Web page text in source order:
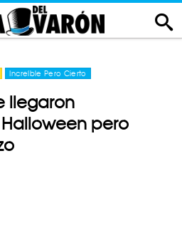
Increíble Pero Cierto
llegaron
pero